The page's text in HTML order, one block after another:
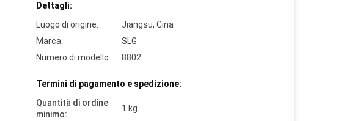
Dettagli:
Luogo di origine:
Jiangsu, Cina
Marca:
SLG
Numero di modello:
8802
Termini di pagamento e spedizione:
Quantità di ordine
minimo:
1 kg